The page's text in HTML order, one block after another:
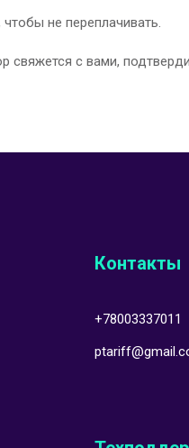
не переплачивать.
свяжется с вами,
Контакты
+78003337011